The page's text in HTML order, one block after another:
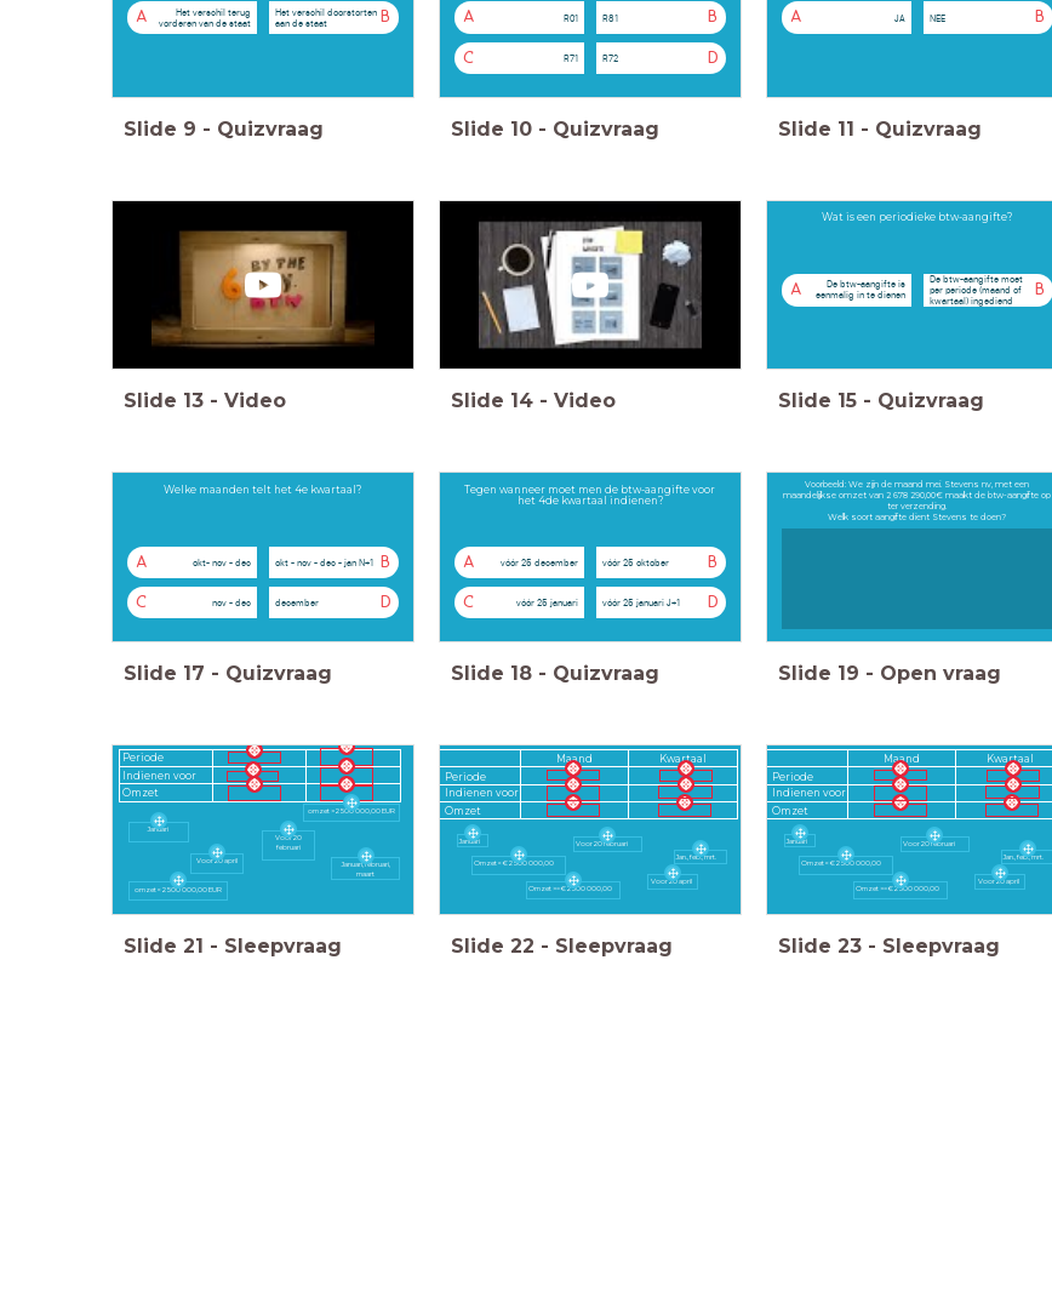
A
Het verschil terug
vorderen van de staat
B
Het verschil doorstorten
aan de staat
Slide 9 - Quizvraag
A R01 B
R81
C R71 D
R72
Slide 10 - Quizvraag
A JA B
NEE
Slide 11 - Quizvraag
Slide 13 - Video Slide 14 - Video
Wat is een periodieke btw-aangifte?
A
De btw-aangifte is
eenmalig in te dienen
B
De btw-aangifte moet
per periode (maand of
kwartaal) ingediend
Slide 15 - Quizvraag
Welke maanden telt het 4e kwartaal?
A okt- nov - dec B
okt - nov - dec - jan N+1
C nov - dec D
december
Slide 17 - Quizvraag
Tegen wanneer moet men de btw-aangifte voor
het 4de kwartaal indienen?
A vóór 25 december B
vóór 25 oktober
C vóór 25 januari D
vóór 25 januari J+1
Slide 18 - Quizvraag
Voorbeeld: We zijn de maand mei. Stevens nv, met een
maandelijkse omzet van 2 678 290,00€ maakt de btw-aangifte op
ter verzending.
Welk soort aangifte dient Stevens te doen?
Slide 19 - Open vraag
Periode
Indienen voor
Omzet
Januari
Voor 20
februari
Januari, februari,
maart
Voor 20 april
omzet < 2 500 000,00 EUR
omzet > 2 500 000,00 EUR
Slide 21 - Sleepvraag
Maand
Kwartaal
Periode
Indienen voor
Omzet
Januari
Jan., feb., mrt.
Voor 20 februari
Voor 20 april
Omzet >= € 2 500 000,00
Omzet < € 2 500 000,00
Slide 22 - Sleepvraag
Maand
Kwartaal
Periode
Indienen voor
Omzet
Januari
Jan., feb., mrt.
Voor 20 februari
Voor 20 april
Omzet >= € 2 500 000,00
Omzet < € 2 500 000,00
Slide 23 - Sleepvraag